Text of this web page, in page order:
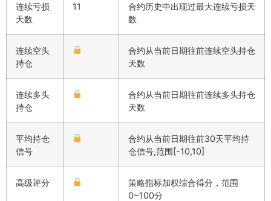
连续亏损
天数
11
合约历史中出现过最大连续亏损天
数
连续空头
持仓
合约从当前日期往前连续空头持仓
天数
连续多头
持仓
合约从当前日期往前连续多头持仓
天数
平均持仓
信号
合约从当前日期往前30天平均持
仓信号,范围[-10,10]
高级评分
策略指标加权综合得分，范围
0~100分